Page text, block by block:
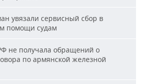
увязали сервисный сбор в
помощи судам
не получала обращений о
по армянской железной